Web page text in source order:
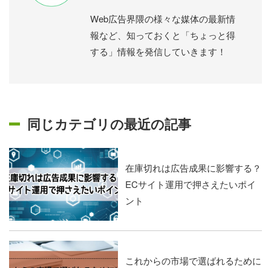
Web広告界隈の様々な媒体の最新情
報など、知っておくと「ちょっと得
する」情報を発信していきます！
同じカテゴリの最近の記事
在庫切れは広告成果に影響する？
ECサイト運用で押さえたいポイ
ント
これからの市場で選ばれるために